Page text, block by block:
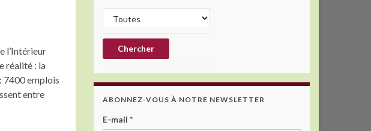
l’Intérieur
réalité : la
7400 emplois
entre
ABONNEZ-VOUS À NOTRE NEWSLETTER
E-mail *